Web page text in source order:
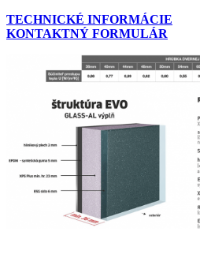
TECHNICKÉ INFORMÁCIE
KONTAKTNÝ FORMULÁR